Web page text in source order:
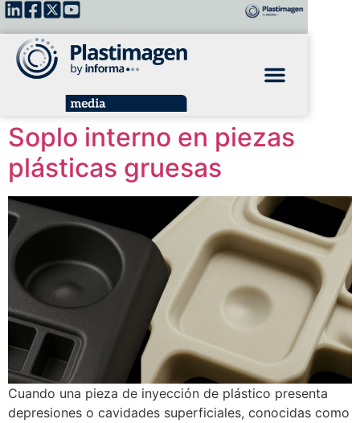
Soplo interno en piezas
plásticas gruesas
Cuando una pieza de inyección de plástico presenta
depresiones o cavidades superficiales, conocidas como